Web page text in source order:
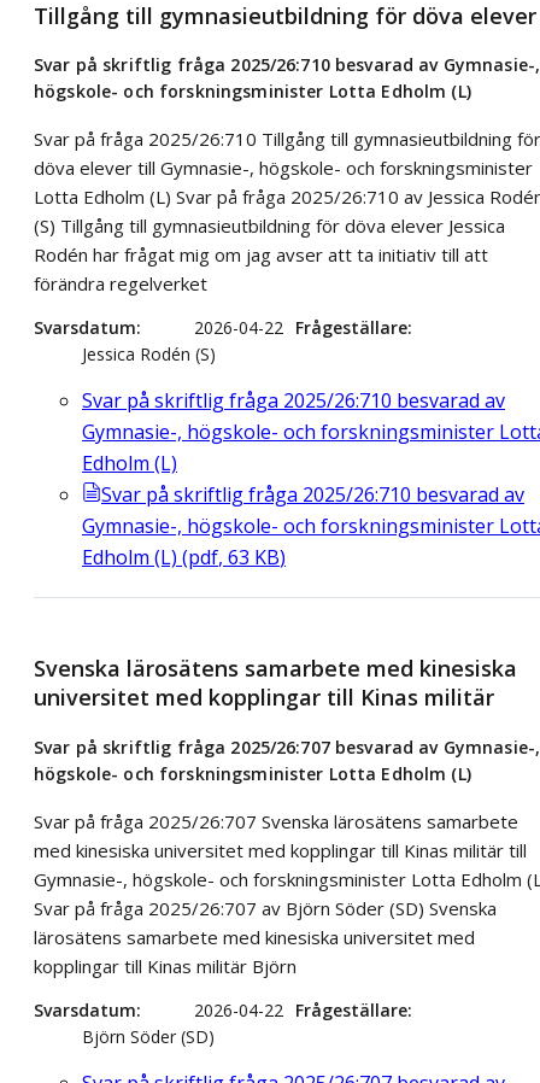
Tillgång till gymnasieutbildning för döva elever
Svar på skriftlig fråga 2025/26:710 besvarad av Gymnasie-,
högskole- och forskningsminister Lotta Edholm (L)
Svar på fråga 2025/26:710 Tillgång till gymnasieutbildning för
döva elever till Gymnasie-, högskole- och forskningsminister
Lotta Edholm (L) Svar på fråga 2025/26:710 av Jessica
(S) Tillgång till gymnasieutbildning för döva elever Jessica
Rodén har frågat mig om jag avser att ta initiativ till att
förändra regelverket
Svarsdatum 2026-04-22 Frågeställare
Jessica Rodén (S)
Svar på skriftlig fråga 2025/26:710 besvarad av
Gymnasie-, högskole- och forskningsminister
Edholm (L)
Svar på skriftlig fråga 2025/26:710 besvarad av
Gymnasie-, högskole- och forskningsminister
Edholm (L) (pdf, 63 KB)
Svenska lärosätens samarbete med kinesiska
universitet med kopplingar till Kinas militär
Svar på skriftlig fråga 2025/26:707 besvarad av Gymnasie-,
högskole- och forskningsminister Lotta Edholm (L)
Svar på fråga 2025/26:707 Svenska lärosätens samarbete
med kinesiska universitet med kopplingar till Kinas militär till
Gymnasie-, högskole- och forskningsminister Lotta Edholm
Svar på fråga 2025/26:707 av Björn Söder (SD) Svenska
lärosätens samarbete med kinesiska universitet med
kopplingar till Kinas militär Björn
Svarsdatum 2026-04-22
Frågeställare
Björn Söder (SD)